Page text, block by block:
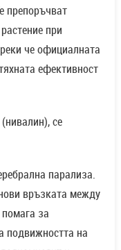
препоръчват
при
че официалната
ефективност
се
парализа.
връзката между
за
подвижността на